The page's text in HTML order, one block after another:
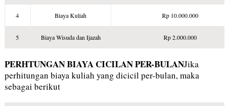
4 Biaya Kuliah Rp 10.000.000
5 Biaya Wisuda dan Ijazah Rp 2.000.000
PERHTUNGAN BIAYA CICILAN PER-BULANJika
perhitungan biaya kuliah yang dicicil per-bulan, maka
sebagai berikut